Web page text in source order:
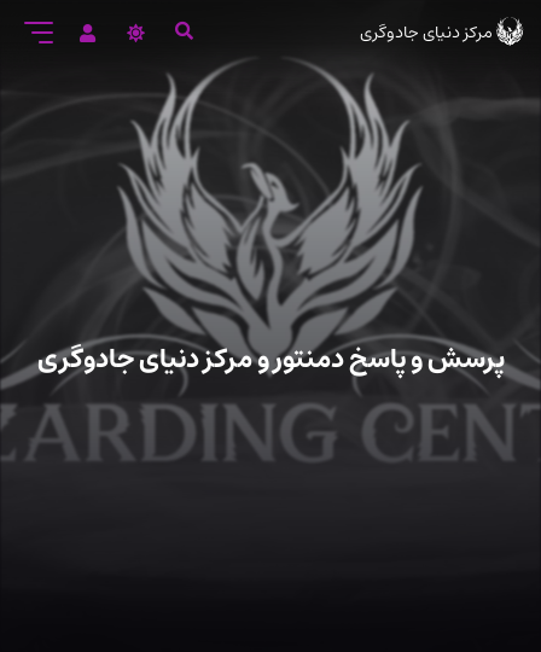
ورود
اصلی
مرکز دنیای جادوگری
پرسش و پاسخ دمنتور و مرکز دنیای جادوگری